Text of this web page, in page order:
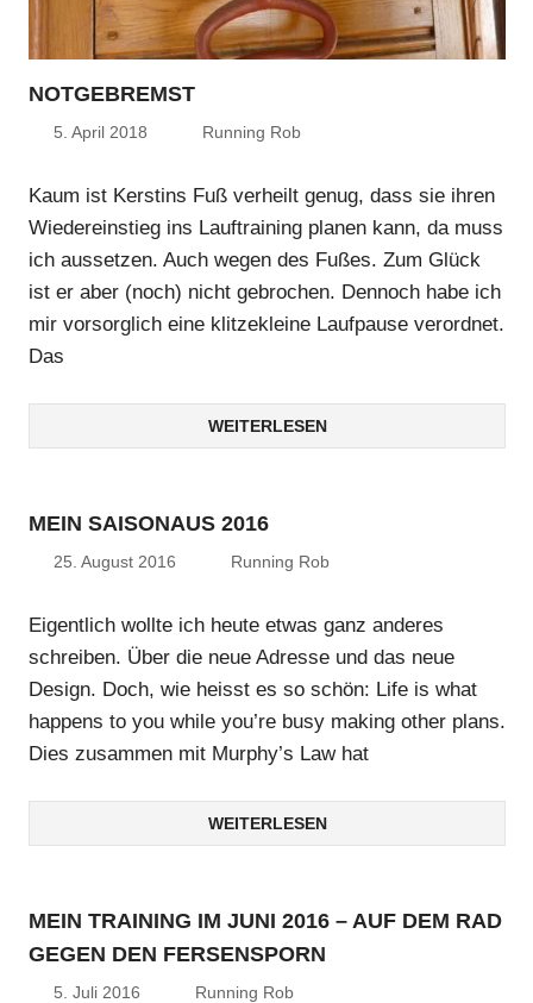
NOTGEBREMST
5. April 2018 Running Rob
Kaum ist Kerstins Fuß verheilt genug, dass sie ihren
Wiedereinstieg ins Lauftraining planen kann, da muss
ich aussetzen. Auch wegen des Fußes. Zum Glück
ist er aber (noch) nicht gebrochen. Dennoch habe ich
mir vorsorglich eine klitzekleine Laufpause verordnet.
Das
WEITERLESEN
MEIN SAISONAUS 2016
25. August 2016 Running Rob
Eigentlich wollte ich heute etwas ganz anderes
schreiben. Über die neue Adresse und das neue
Design. Doch, wie heisst es so schön: Life is what
happens to you while you’re busy making other plans.
Dies zusammen mit Murphy’s Law hat
WEITERLESEN
MEIN TRAINING IM JUNI 2016 – AUF DEM RAD
GEGEN DEN FERSENSPORN
5. Juli 2016 Running Rob